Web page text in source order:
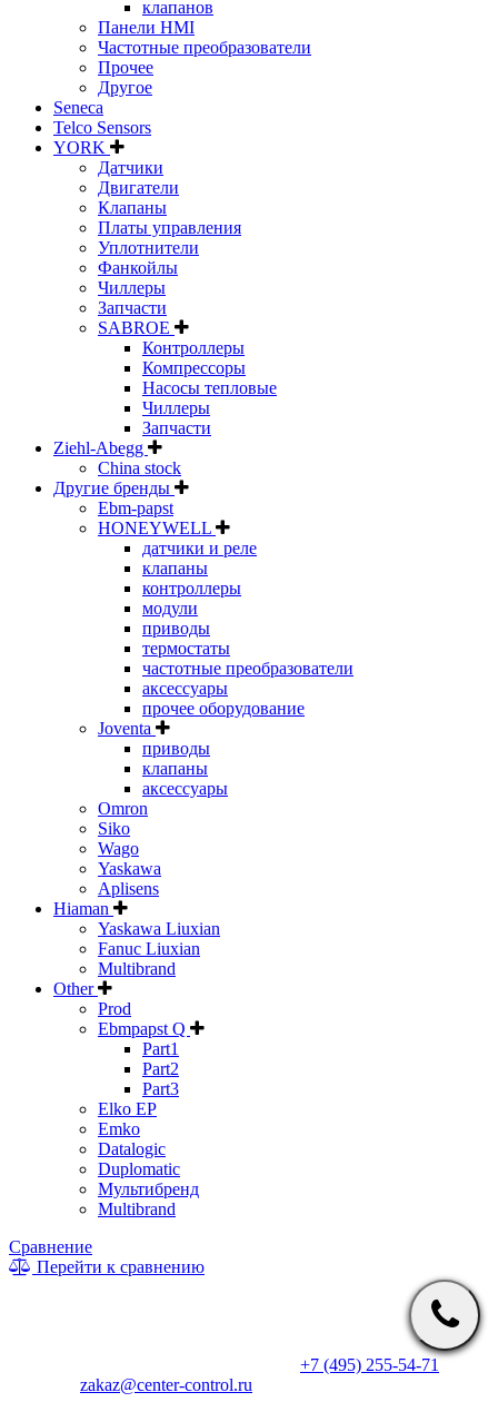
клапанов
Панели HMI
Частотные преобразователи
Прочее
Другое
Seneca
Telco Sensors
YORK
Датчики
Двигатели
Клапаны
Платы управления
Уплотнители
Фанкойлы
Чиллеры
Запчасти
SABROE
Контроллеры
Компрессоры
Насосы тепловые
Чиллеры
Запчасти
Ziehl-Abegg
China stock
Другие бренды
Ebm-papst
HONEYWELL
датчики и реле
клапаны
контроллеры
модули
приводы
термостаты
частотные преобразователи
аксессуары
прочее оборудование
Joventa
приводы
клапаны
аксессуары
Omron
Siko
Wago
Yaskawa
Aplisens
Hiaman
Yaskawa Liuxian
Fanuc Liuxian
Multibrand
Other
Prod
Ebmpapst Q
Part1
Part2
Part3
Elko EP
Emko
Datalogic
Duplomatic
Мультибренд
Multibrand
Сравнение
Перейти к сравнению
* Информация на сайте не является публичной офертой. Цены
производителем в одностороннем порядке. Актуальную цену
+7 (495) 255-54-71
zakaz@center-control.ru